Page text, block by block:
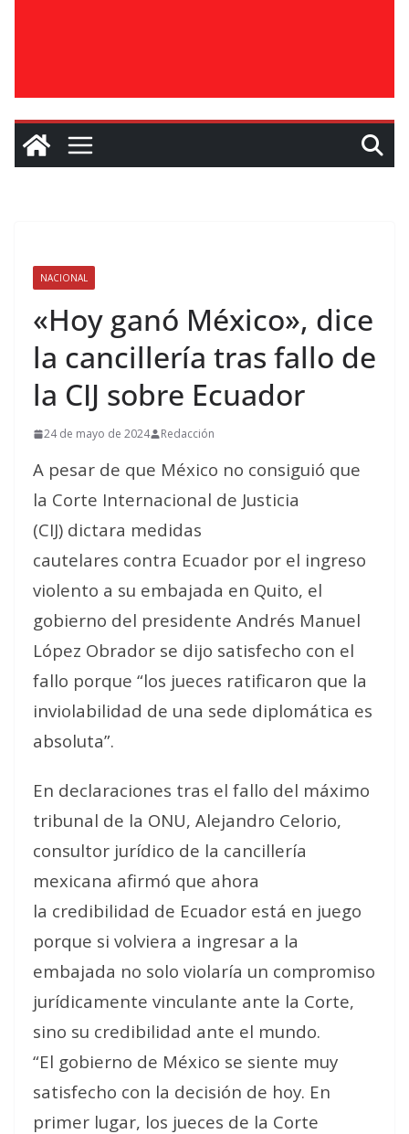
NACIONAL
«Hoy ganó México», dice
la cancillería tras fallo de
la CIJ sobre Ecuador
24 de mayo de 2024 Redacción
A pesar de que México no consiguió que
la Corte Internacional de Justicia
(CIJ) dictara medidas
cautelares contra Ecuador por el ingreso
violento a su embajada en Quito, el
gobierno del presidente Andrés Manuel
López Obrador se dijo satisfecho con el
fallo porque “los jueces ratificaron que la
inviolabilidad de una sede diplomática es
absoluta”.
En declaraciones tras el fallo del máximo
tribunal de la ONU, Alejandro Celorio,
consultor jurídico de la cancillería
mexicana afirmó que ahora
la credibilidad de Ecuador está en juego
porque si volviera a ingresar a la
embajada no solo violaría un compromiso
jurídicamente vinculante ante la Corte,
sino su credibilidad ante el mundo.
“El gobierno de México se siente muy
satisfecho con la decisión de hoy. En
primer lugar, los jueces de la Corte